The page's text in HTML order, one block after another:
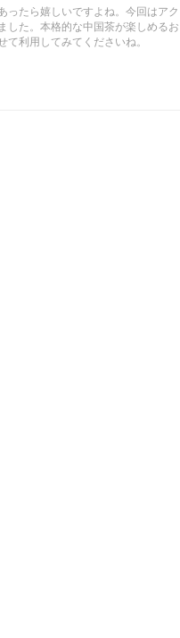
ったら嬉しいですよね。今回はアク
した。本格的な中国茶が楽しめるお
利用してみてくださいね。